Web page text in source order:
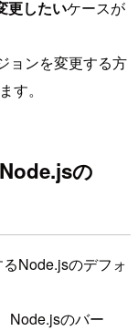
更したいケースが
ョンを変更する方
す。
の
Node.jsのデフォ
Node.jsのバー